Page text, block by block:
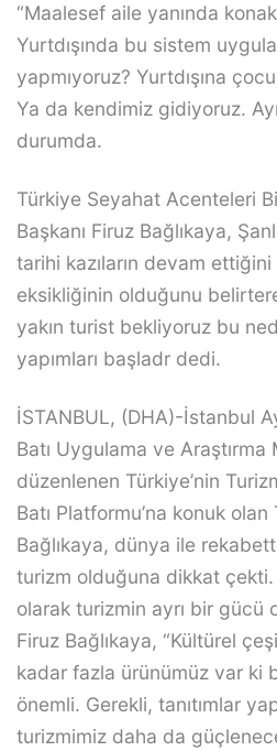
“Maalesef aile yanında
Yurtdışında bu sistem
yapmıyoruz? Yurtdışına
Ya da kendimiz gidiyoruz.
durumda.
Türkiye Seyahat Acenteleri
Başkanı Firuz Bağlıkaya,
tarihi kazıların devam
eksikliğinin olduğunu
yakın turist bekliyoruz bu
yapımları başladr dedi.
İSTANBUL, (DHA)-İstanbul
Batı Uygulama ve Araştırma
düzenlenen Türkiye’nin
Batı Platformu’na konuk olan
Bağlıkaya, dünya ile
turizm olduğuna dikkat çekti.
olarak turizmin ayrı bir gücü
Firuz Bağlıkaya, “Kültürel
kadar fazla ürünümüz var ki
önemli. Gerekli, tanıtımlar
turizmimiz daha da